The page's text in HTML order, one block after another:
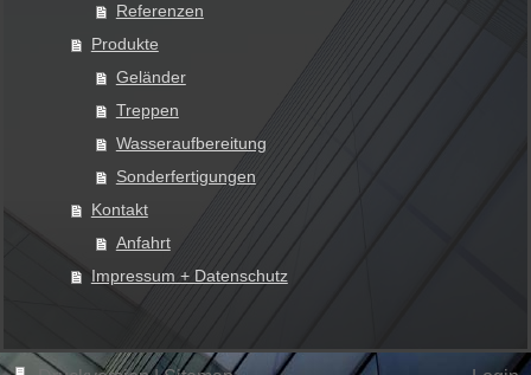
Referenzen
Produkte
Geländer
Treppen
Wasseraufbereitung
Sonderfertigungen
Kontakt
Anfahrt
Impressum + Datenschutz